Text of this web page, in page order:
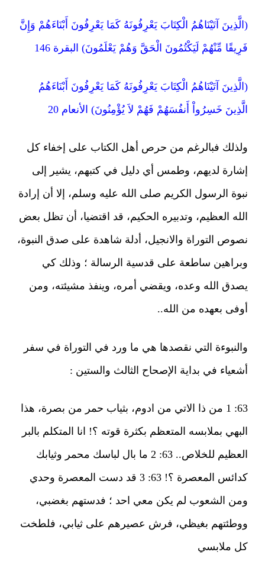
(الَّذِينَ آتَيْنَاهُمُ الْكِتَابَ يَعْرِفُونَهُ كَمَا يَعْرِفُونَ أَبْنَاءَهُمْ وَإِنَّ
فَرِيقًا مِّنْهُمْ لَيَكْتُمُونَ الْحَقَّ وَهُمْ يَعْلَمُونَ) البقرة 146
(الَّذِينَ آتَيْنَاهُمُ الْكِتَابَ يَعْرِفُونَهُ كَمَا يَعْرِفُونَ أَبْنَاءَهُمُ
الَّذِينَ خَسِرُواْ أَنفُسَهُمْ فَهُمْ لاَ يُؤْمِنُونَ) الأنعام 20
ولذلك فبالرغم من حرص أهل الكتاب على إخفاء كل
إشارة لديهم، وطمس أي دليل في كتبهم، يشير إلى
نبوة الرسول الكريم صلى الله عليه وسلم، إلا أن إرادة
الله العظيم، وتدبيره الحكيم، قد اقتضيا، أن تظل بعض
نصوص التوراة والانجيل، أدلة شاهدة على صدق النبوة،
وبراهين ساطعة على قدسية الرسالة ؛ وذلك كي
يصدق الله وعده، ويقضي أمره، وينفذ مشيئته، ومن
أوفى بعهده من الله..
والنبوءة التي نقصدها هي ما ورد في التوراة في سفر
أشعياء في بداية الإصحاح الثالث والستين :
63: 1 من ذا الاتي من ادوم، بثياب حمر من بصرة، هذا
البهي بملابسه المتعظم بكثرة قوته ؟! انا المتكلم بالبر
العظيم للخلاص.. 63: 2 ما بال لباسك محمر وثيابك
كدائس المعصرة ؟! 63: 3 قد دست المعصرة وحدي
ومن الشعوب لم يكن معي احد ؛ فدستهم بغضبي،
ووطئتهم بغيظي، فرش عصيرهم على ثيابي، فلطخت
كل ملابسي